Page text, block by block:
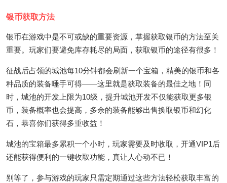
银币获取方法
银币在游戏中是不可或缺的重要资源，掌握获取银币的方法至关
重要。玩家们要避免库存耗尽的局面，获取银币的途径有很多！
征战后占领的城池每10分钟都会刷新一个宝箱，精美的银币和各
种品质的装备唾手可得——这里就是获取装备的最佳之地！同
时，城池的开发上限为10级，提升城池开发不仅能获取更多银
币，装备概率也会提高，多余的装备能够出售换取银币和幻化
石，恭喜你们获得多重收益！
城池的宝箱最多累积一个小时，玩家需要及时收取，开通VIP1后
还能获得便利的一键收取功能，真让人心动不已！
别等了，参与游戏的玩家只需定期通过这些方法轻松获取丰富的